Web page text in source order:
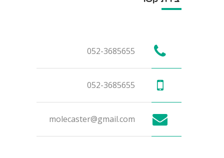
052-3685655
052-3685655
molecaster@gmail.com